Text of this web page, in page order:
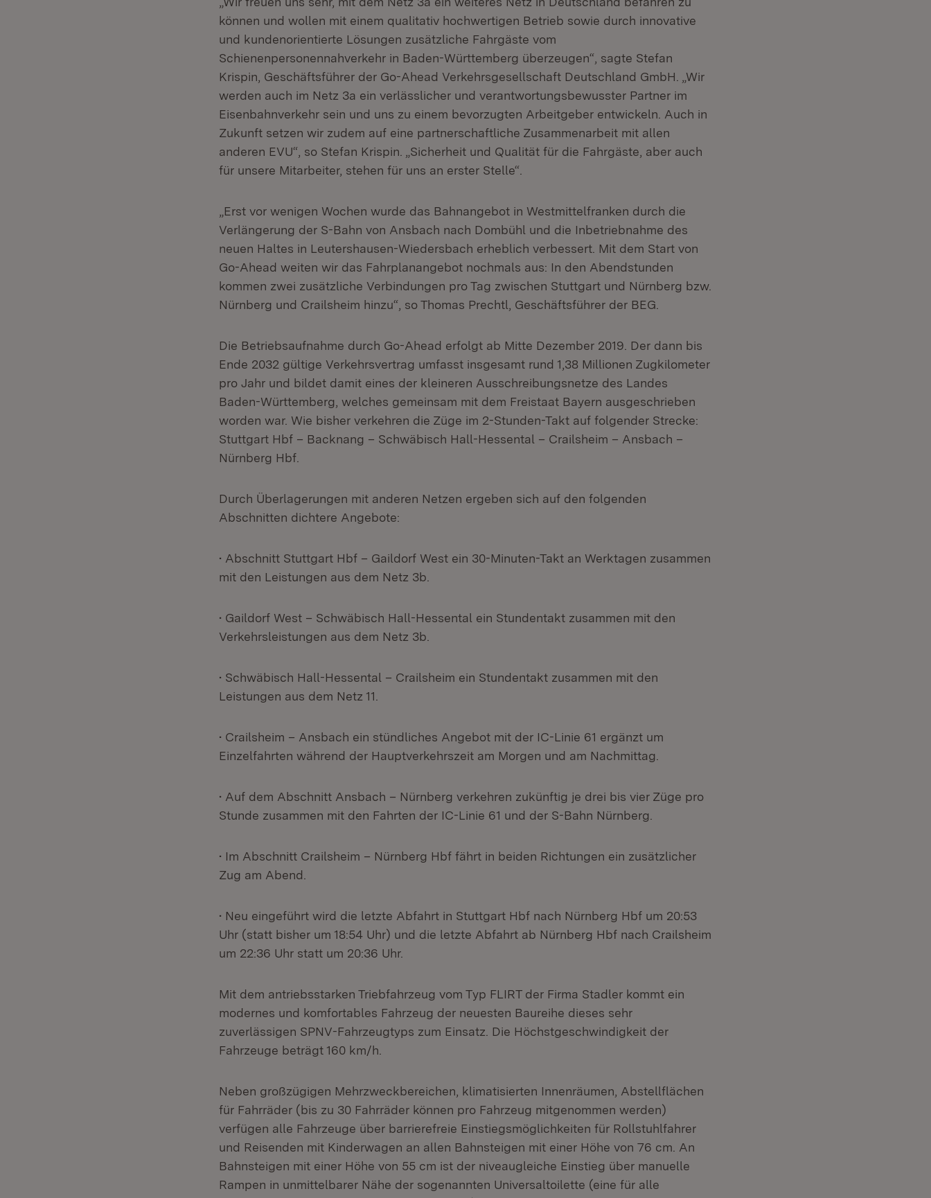
können und wollen mit einem qualitativ hochwertigen Betrieb sowie durch innovative
und kundenorientierte Lösungen zusätzliche Fahrgäste vom
Schienenpersonennahverkehr in Baden-Württemberg überzeugen“, sagte Stefan
Krispin, Geschäftsführer der Go-Ahead Verkehrsgesellschaft Deutschland GmbH. „Wir
werden auch im Netz 3a ein verlässlicher und verantwortungsbewusster Partner im
Eisenbahnverkehr sein und uns zu einem bevorzugten Arbeitgeber entwickeln. Auch in
Zukunft setzen wir zudem auf eine partnerschaftliche Zusammenarbeit mit allen
anderen EVU“, so Stefan Krispin. „Sicherheit und Qualität für die Fahrgäste, aber auch
für unsere Mitarbeiter, stehen für uns an erster Stelle“.
„Erst vor wenigen Wochen wurde das Bahnangebot in Westmittelfranken durch die
Verlängerung der S-Bahn von Ansbach nach Dombühl und die Inbetriebnahme des
neuen Haltes in Leutershausen-Wiedersbach erheblich verbessert. Mit dem Start von
Go-Ahead weiten wir das Fahrplanangebot nochmals aus: In den Abendstunden
kommen zwei zusätzliche Verbindungen pro Tag zwischen Stuttgart und Nürnberg bzw.
Nürnberg und Crailsheim hinzu“, so Thomas Prechtl, Geschäftsführer der BEG.
Die Betriebsaufnahme durch Go-Ahead erfolgt ab Mitte Dezember 2019. Der dann bis
Ende 2032 gültige Verkehrsvertrag umfasst insgesamt rund 1,38 Millionen Zugkilometer
pro Jahr und bildet damit eines der kleineren Ausschreibungsnetze des Landes
Baden-Württemberg, welches gemeinsam mit dem Freistaat Bayern ausgeschrieben
worden war. Wie bisher verkehren die Züge im 2-Stunden-Takt auf folgender Strecke:
Stuttgart Hbf – Backnang – Schwäbisch Hall-Hessental – Crailsheim – Ansbach –
Nürnberg Hbf.
Durch Überlagerungen mit anderen Netzen ergeben sich auf den folgenden
Abschnitten dichtere Angebote:
• Abschnitt Stuttgart Hbf – Gaildorf West ein 30-Minuten-Takt an Werktagen zusammen
mit den Leistungen aus dem Netz 3b.
• Gaildorf West – Schwäbisch Hall-Hessental ein Stundentakt zusammen mit den
Verkehrsleistungen aus dem Netz 3b.
• Schwäbisch Hall-Hessental – Crailsheim ein Stundentakt zusammen mit den
Leistungen aus dem Netz 11.
• Crailsheim – Ansbach ein stündliches Angebot mit der IC-Linie 61 ergänzt um
Einzelfahrten während der Hauptverkehrszeit am Morgen und am Nachmittag.
• Auf dem Abschnitt Ansbach – Nürnberg verkehren zukünftig je drei bis vier Züge pro
Stunde zusammen mit den Fahrten der IC-Linie 61 und der S-Bahn Nürnberg.
• Im Abschnitt Crailsheim – Nürnberg Hbf fährt in beiden Richtungen ein zusätzlicher
Zug am Abend.
• Neu eingeführt wird die letzte Abfahrt in Stuttgart Hbf nach Nürnberg Hbf um 20:53
Uhr (statt bisher um 18:54 Uhr) und die letzte Abfahrt ab Nürnberg Hbf nach Crailsheim
um 22:36 Uhr statt um 20:36 Uhr.
Mit dem antriebsstarken Triebfahrzeug vom Typ FLIRT der Firma Stadler kommt ein
modernes und komfortables Fahrzeug der neuesten Baureihe dieses sehr
zuverlässigen SPNV-Fahrzeugtyps zum Einsatz. Die Höchstgeschwindigkeit der
Fahrzeuge beträgt 160 km/h.
Neben großzügigen Mehrzweckbereichen, klimatisierten Innenräumen, Abstellflächen
für Fahrräder (bis zu 30 Fahrräder können pro Fahrzeug mitgenommen werden)
verfügen alle Fahrzeuge über barrierefreie Einstiegsmöglichkeiten für Rollstuhlfahrer
und Reisenden mit Kinderwagen an allen Bahnsteigen mit einer Höhe von 76 cm. An
Bahnsteigen mit einer Höhe von 55 cm ist der niveaugleiche Einstieg über manuelle
Rampen in unmittelbarer Nähe der sogenannten Universaltoilette (eine für alle